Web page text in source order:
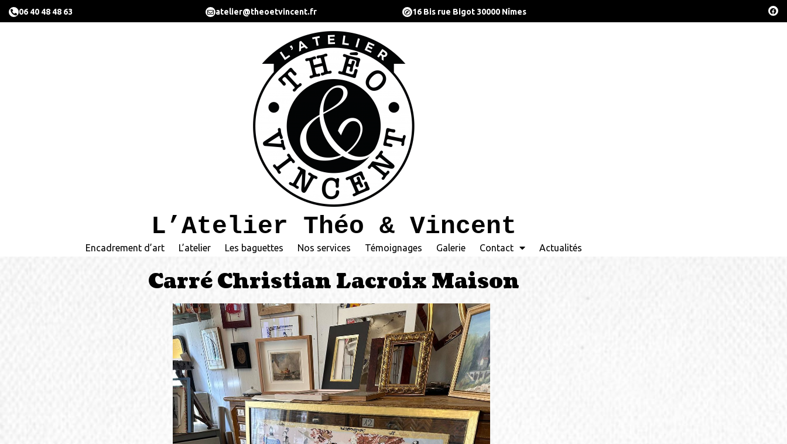
06 40 48 48 63 atelier@theoetvincent.fr 16 Bis rue Bigot 30000 Nîmes
L’Atelier Théo & Vincent
Encadrement d’art L’atelier Les baguettes Nos services Témoignages Galerie Contact Actualités
Carré Christian Lacroix Maison